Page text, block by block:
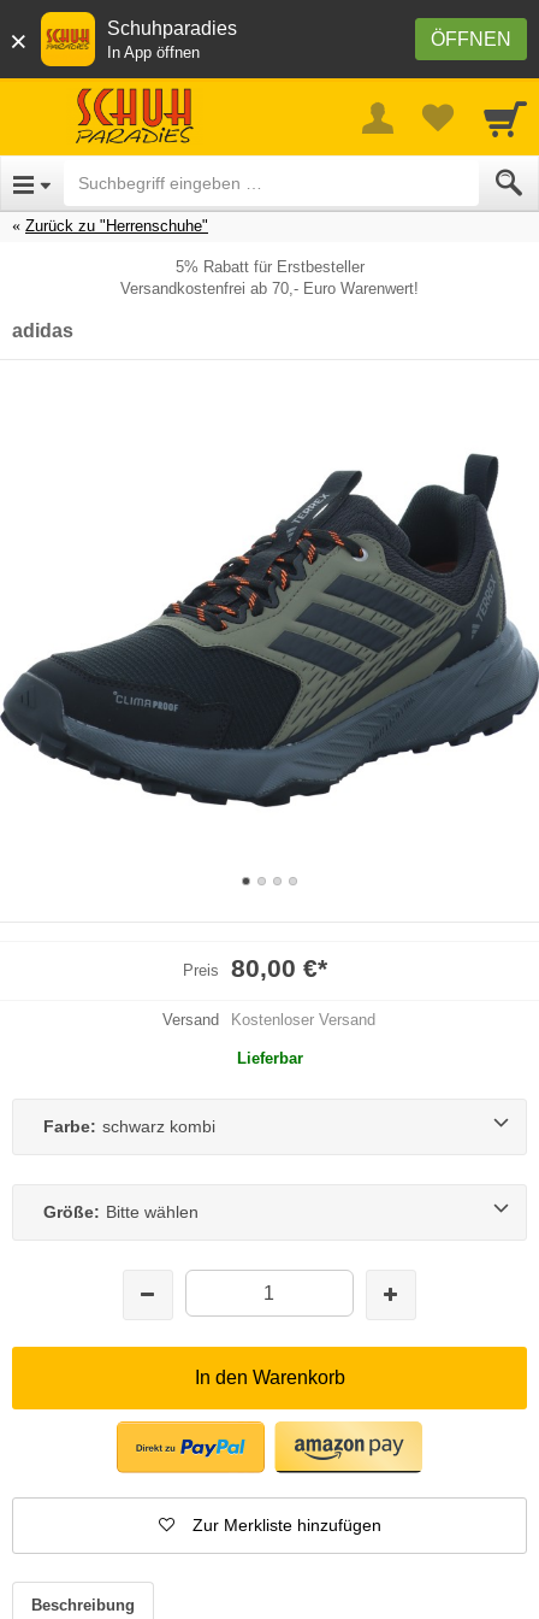
× ÖFFNEN
Schuhparadies
In App öffnen
Zurück zu "Herrenschuhe"
5% Rabatt für Erstbesteller
Versandkostenfrei ab 70,- Euro Warenwert!
adidas
Preis 80,00 €*
Versand Kostenloser Versand
Lieferbar
Farbe: schwarz kombi
Größe: Bitte wählen
In den Warenkorb
Zur Merkliste hinzufügen
Beschreibung